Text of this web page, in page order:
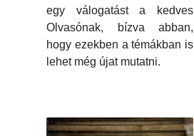
egy válogatást a kedves
Olvasónak, bízva abban,
hogy ezekben a témákban is
lehet még újat mutatni.